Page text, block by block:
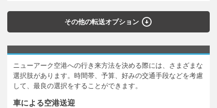
その他の転送オプション arrow_circle_down
ニューアーク空港への行き来方法を決める際には、さまざまな
選択肢があります。時間帯、予算、好みの交通手段などを考慮
して、最良の選択をすることができます。
車による空港送迎